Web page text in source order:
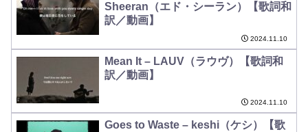
Sheeran（エド・シーラン）【歌詞和
訳／動画】
2024.11.10
Mean It – LAUV（ラウヴ）【歌詞和
訳／動画】
2024.11.10
Goes to Waste – keshi（ケシ）【歌